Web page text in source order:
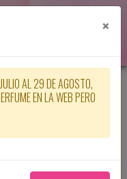
DEL 31
EN
BUSCAR SU
×
AL 29 DE AGOSTO,
EN LA WEB PERO